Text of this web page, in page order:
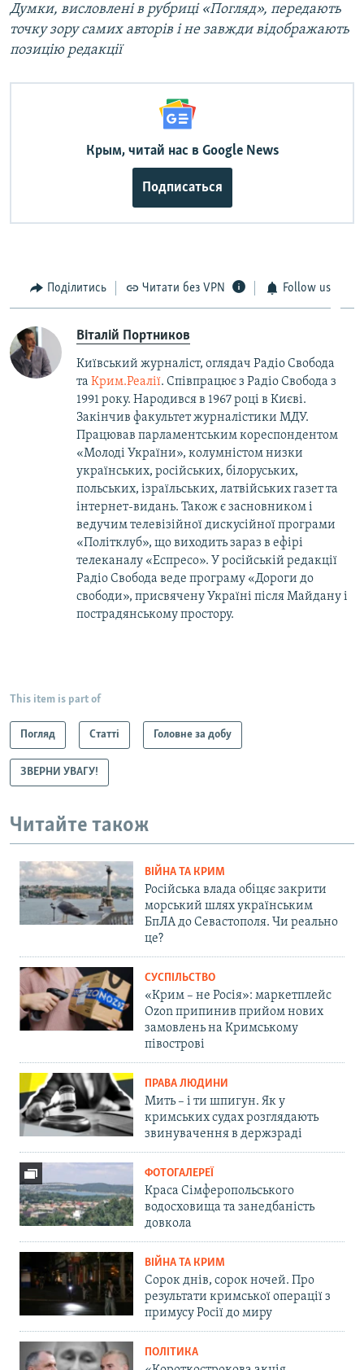
Думки, висловлені в рубриці «Погляд», передають
точку зору самих авторів і не завжди відображають
позицію редакції
Крым, читай нас в Google News
Подписаться
Поділитись Читати без VPN Follow us
Віталій Портников
Київський журналіст, оглядач Радіо Свобода
та Крим.Реалії. Співпрацює з Радіо Свобода з
1991 року. Народився в 1967 році в Києві.
Закінчив факультет журналістики МДУ.
Працював парламентським кореспондентом
«Молоді України», колумністом низки
українських, російських, білоруських,
польських, ізраїльських, латвійських газет та
інтернет-видань. Також є засновником і
ведучим телевізійної дискусійної програми
«Політклуб», що виходить зараз в ефірі
телеканалу «Еспресо». У російській редакції
Радіо Свобода веде програму «Дороги до
свободи», присвячену Україні після Майдану і
пострадянському простору.
This item is part of
Погляд Статті Головне за добу
ЗВЕРНИ УВАГУ!
Читайте також
ВІЙНА ТА КРИМ
Російська влада обіцяє закрити
морський шлях українським
БпЛА до Севастополя. Чи реально
це?
СУСПІЛЬСТВО
«Крим – не Росія»: маркетплейс
Ozon припинив прийом нових
замовлень на Кримському
півострові
ПРАВА ЛЮДИНИ
Мить – і ти шпигун. Як у
кримських судах розглядають
звинувачення в держзраді
ФОТОГАЛЕРЕЇ
Краса Сімферопольського
водосховища та занедбаність
довкола
ВІЙНА ТА КРИМ
Сорок днів, сорок ночей. Про
результати кримської операції з
примусу Росії до миру
ПОЛІТИКА